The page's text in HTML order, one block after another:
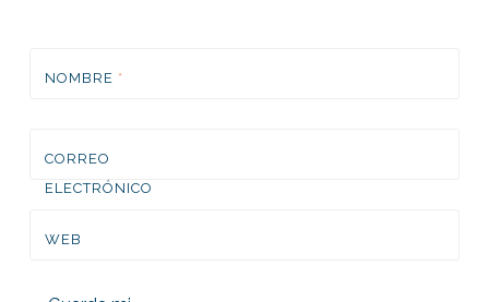
NOMBRE *
CORREO
ELECTRÓNICO
WEB